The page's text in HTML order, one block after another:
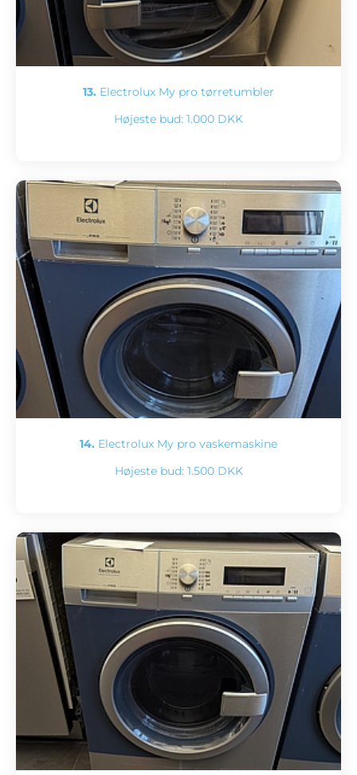
13. Electrolux My pro tørretumbler
Højeste bud: 1.000 DKK
14. Electrolux My pro vaskemaskine
Højeste bud: 1.500 DKK